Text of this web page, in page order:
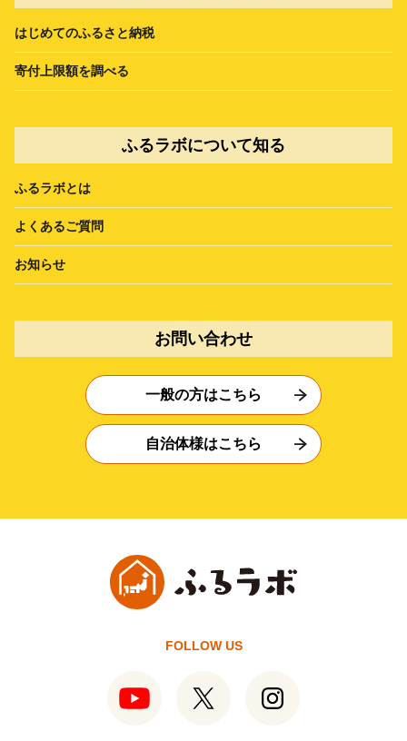
はじめてのふるさと納税
寄付上限額を調べる
ふるラボについて知る
ふるラボとは
よくあるご質問
お知らせ
お問い合わせ
一般の方はこちら
自治体様はこちら
FOLLOW US